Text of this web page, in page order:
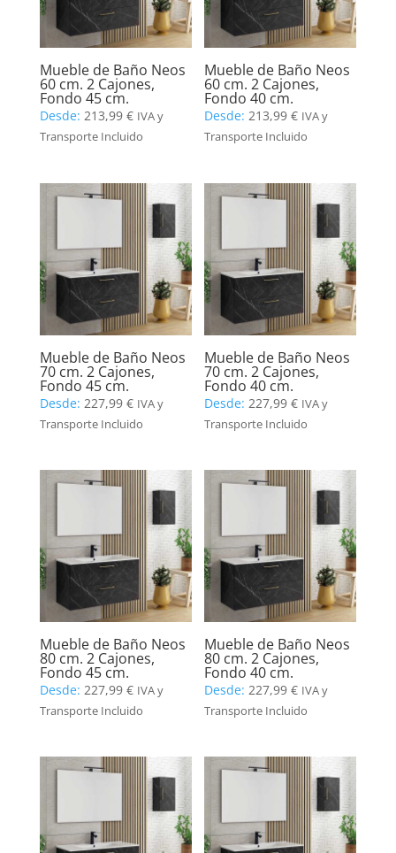
Mueble de Baño Neos
60 cm. 2 Cajones,
Fondo 45 cm.
Desde: 213,99 € IVA y
Transporte Incluido
Mueble de Baño Neos
60 cm. 2 Cajones,
Fondo 40 cm.
Desde:213,99€ IVA y
Transporte Incluido
Mueble de Baño Neos
70 cm. 2 Cajones,
Fondo 45 cm.
Desde: 227,99 € IVA y
Transporte Incluido
Mueble de Baño Neos
70 cm. 2 Cajones,
Fondo 40 cm.
Desde: 227,99€ IVA y
Transporte Incluido
Mueble de Baño Neos
80 cm. 2 Cajones,
Fondo 45 cm.
Desde: 227,99 € IVA y
Transporte Incluido
Mueble de Baño Neos
80 cm. 2 Cajones,
Fondo 40 cm.
Desde:227,99€ IVA y
Transporte Incluido